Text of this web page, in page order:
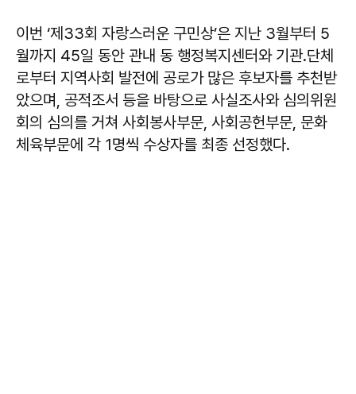
이번 ‘제33회 자랑스러운 구민상’은 지난 3월부터 5
월까지 45일 동안 관내 동 행정복지센터와 기관․단체
로부터 지역사회 발전에 공로가 많은 후보자를 추천받
았으며, 공적조서 등을 바탕으로 사실조사와 심의위원
회의 심의를 거쳐 사회봉사부문, 사회공헌부문, 문화
체육부문에 각 1명씩 수상자를 최종 선정했다.